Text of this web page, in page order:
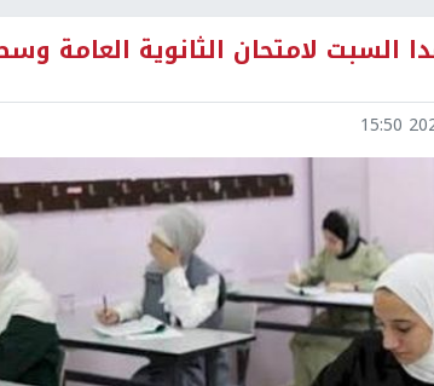
غدا السبت لامتحان الثانوية العامة